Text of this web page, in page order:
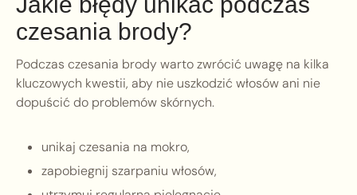
czesania brody?
Podczas czesania brody warto zwrócić uwagę na kilka
kluczowych kwestii, aby nie uszkodzić włosów ani nie
dopuścić do problemów skórnych.
unikaj czesania na mokro,
zapobiegnij szarpaniu włosów,